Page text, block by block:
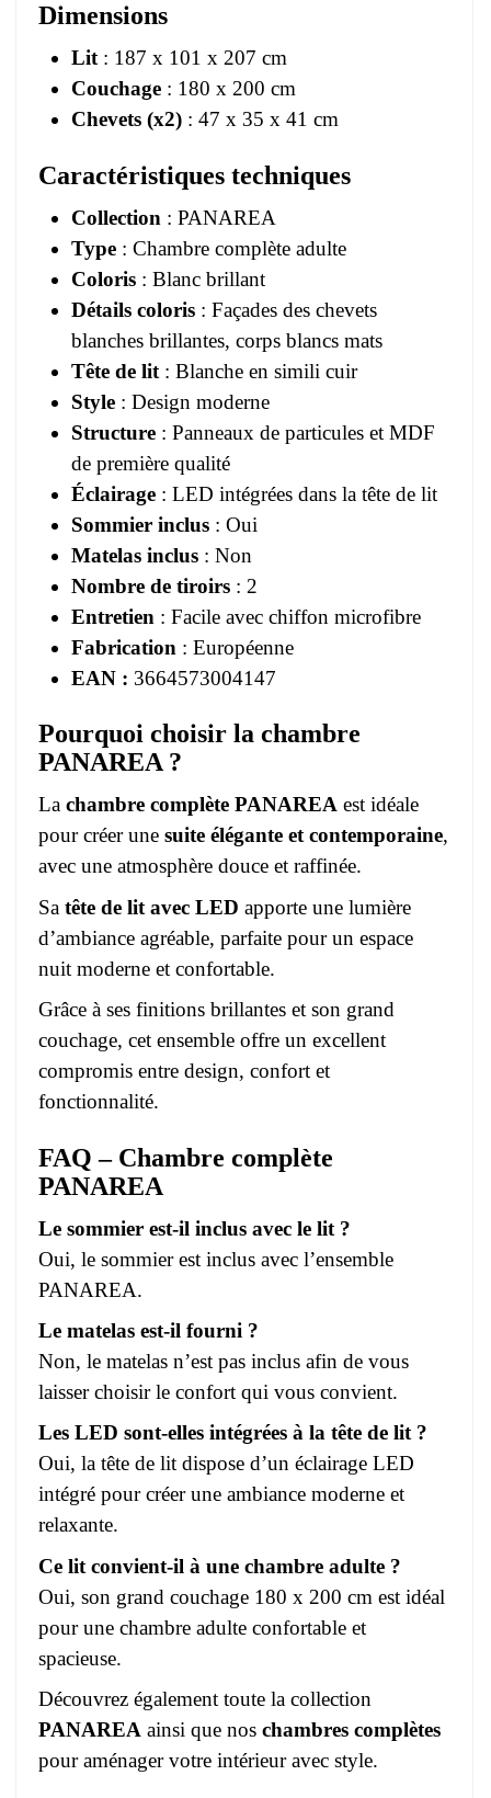
Dimensions
Lit : 187 x 101 x 207 cm
Couchage : 180 x 200 cm
Chevets (x2) : 47 x 35 x 41 cm
Caractéristiques techniques
Collection : PANAREA
Type : Chambre complète adulte
Coloris : Blanc brillant
Détails coloris : Façades des chevets
blanches brillantes, corps blancs mats
Tête de lit : Blanche en simili cuir
Style : Design moderne
Structure : Panneaux de particules et MDF
de première qualité
Éclairage : LED intégrées dans la tête de lit
Sommier inclus : Oui
Matelas inclus : Non
Nombre de tiroirs : 2
Entretien : Facile avec chiffon microfibre
Fabrication : Européenne
EAN : 3664573004147
Pourquoi choisir la chambre
PANAREA ?
La chambre complète PANAREA est idéale
pour créer une suite élégante et contemporaine,
avec une atmosphère douce et raffinée.
Sa tête de lit avec LED apporte une lumière
d’ambiance agréable, parfaite pour un espace
nuit moderne et confortable.
Grâce à ses finitions brillantes et son grand
couchage, cet ensemble offre un excellent
compromis entre design, confort et
fonctionnalité.
FAQ – Chambre complète
PANAREA
Le sommier est-il inclus avec le lit ?
Oui, le sommier est inclus avec l’ensemble
PANAREA.
Le matelas est-il fourni ?
Non, le matelas n’est pas inclus afin de vous
laisser choisir le confort qui vous convient.
Les LED sont-elles intégrées à la tête de lit ?
Oui, la tête de lit dispose d’un éclairage LED
intégré pour créer une ambiance moderne et
relaxante.
Ce lit convient-il à une chambre adulte ?
Oui, son grand couchage 180 x 200 cm est idéal
pour une chambre adulte confortable et
spacieuse.
Découvrez également toute la collection
PANAREA ainsi que nos chambres complètes
pour aménager votre intérieur avec style.